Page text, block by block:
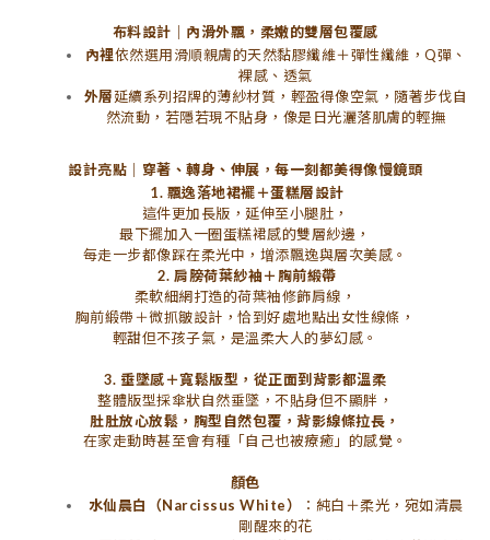
布料設計｜內滑外飄，柔嫩的雙層包覆感
內裡依然選用滑順親膚的天然黏膠纖維＋彈性纖維，Q彈、
裸感、透氣
外層延續系列招牌的薄紗材質，輕盈得像空氣，隨著步伐自
然流動，若隱若現不貼身，像是日光灑落肌膚的輕撫
設計亮點｜穿著、轉身、伸展，每一刻都美得像慢鏡頭
1. 飄逸落地裙襬＋蛋糕層設計
這件更加長版，延伸至小腿肚，
最下擺加入一圈蛋糕裙感的雙層紗邊，
每走一步都像踩在柔光中，增添飄逸與層次美感。
2. 肩膀荷葉紗袖＋胸前緞帶
柔軟細網打造的荷葉袖修飾肩線，
胸前緞帶＋微抓皺設計，恰到好處地點出女性線條，
輕甜但不孩子氣，是溫柔大人的夢幻感。
3. 垂墜感＋寬鬆版型，從正面到背影都溫柔
整體版型採傘狀自然垂墜，不貼身但不顯胖，
肚肚放心放鬆 ， 胸型自然包覆 ，背影線條拉長 ，
在家走動時甚至會有種「自己也被療癒」的感覺。
顏色
水仙晨白（Narcissus White）
：純白＋柔光，宛如清晨
剛醒來的花